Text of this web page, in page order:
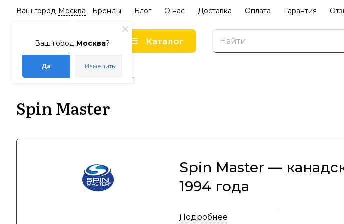
Ваш город Москва?
Да Изменить
Ваш город Москва Бренды Блог О нас Доставка Оплата Гарантия
Каталог
Главная – Бренды Spin Master
Spin Master
Spin Master —
1994 года
Компания Spin Master была основана
Подробнее